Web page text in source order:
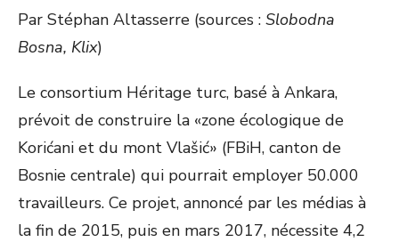
Par Stéphan Altasserre (sources : Slobodna
Bosna, Klix)
Le consortium Héritage turc, basé à Ankara,
prévoit de construire la «zone écologique de
Korićani et du mont Vlašić» (FBiH, canton de
Bosnie centrale) qui pourrait employer 50.000
travailleurs. Ce projet, annoncé par les médias à
la fin de 2015, puis en mars 2017, nécessite 4,2